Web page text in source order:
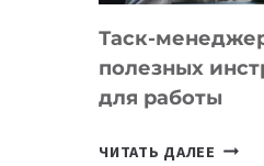
Таск-
полезных
для работы
ЧИТАТЬ ДАЛЕЕ ТАСК-